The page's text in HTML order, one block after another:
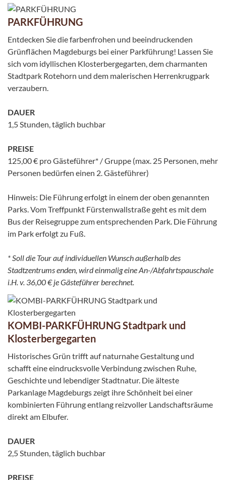
PARKFÜHRUNG
Entdecken Sie die farbenfrohen und beeindruckenden
Grünflächen Magdeburgs bei einer Parkführung! Lassen Sie
sich vom idyllischen Klosterbergegarten, dem charmanten
Stadtpark Rotehorn und dem malerischen Herrenkrugpark
verzaubern.
DAUER
1,5 Stunden, täglich buchbar
PREISE
125,00 € pro Gästeführer* / Gruppe (max. 25 Personen, mehr
Personen bedürfen einen 2. Gästeführer)
Hinweis: Die Führung erfolgt in einem der oben genannten
Parks. Vom Treffpunkt Fürstenwallstraße geht es mit dem
Bus der Reisegruppe zum entsprechenden Park. Die Führung
im Park erfolgt zu Fuß.
* Soll die Tour auf individuellen Wunsch außerhalb des
Stadtzentrums enden, wird einmalig eine An-/Abfahrtspauschale
i.H. v. 36,00 € je Gästeführer berechnet.
KOMBI-PARKFÜHRUNG Stadtpark und
Klosterbergegarten
Historisches Grün trifft auf naturnahe Gestaltung und
schafft eine eindrucksvolle Verbindung zwischen Ruhe,
Geschichte und lebendiger Stadtnatur. Die älteste
Parkanlage Magdeburgs zeigt ihre Schönheit bei einer
kombinierten Führung entlang reizvoller Landschaftsräume
direkt am Elbufer.
DAUER
2,5 Stunden, täglich buchbar
PREISE